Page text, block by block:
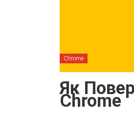
Chrome
Як
Chrome